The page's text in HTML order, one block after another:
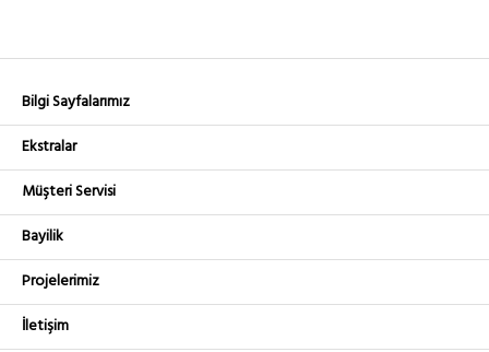
Bilgi Sayfalarımız
Ekstralar
Müşteri Servisi
Bayilik
Projelerimiz
İletişim